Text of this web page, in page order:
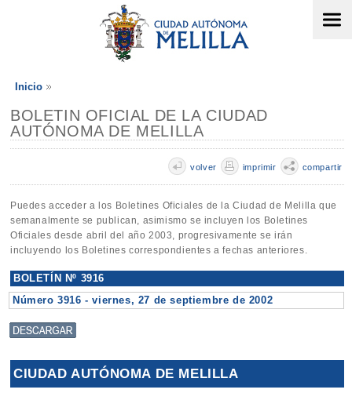
Inicio
BOLETIN OFICIAL DE LA CIUDAD
AUTÓNOMA DE MELILLA
volver imprimir compartir
Puedes acceder a los Boletines Oficiales de la Ciudad de Melilla que
semanalmente se publican, asimismo se incluyen los Boletines
Oficiales desde abril del año 2003, progresivamente se irán
incluyendo los Boletines correspondientes a fechas anteriores.
BOLETÍN Nº 3916
Número 3916 - viernes, 27 de septiembre de 2002
CIUDAD AUTÓNOMA DE MELILLA